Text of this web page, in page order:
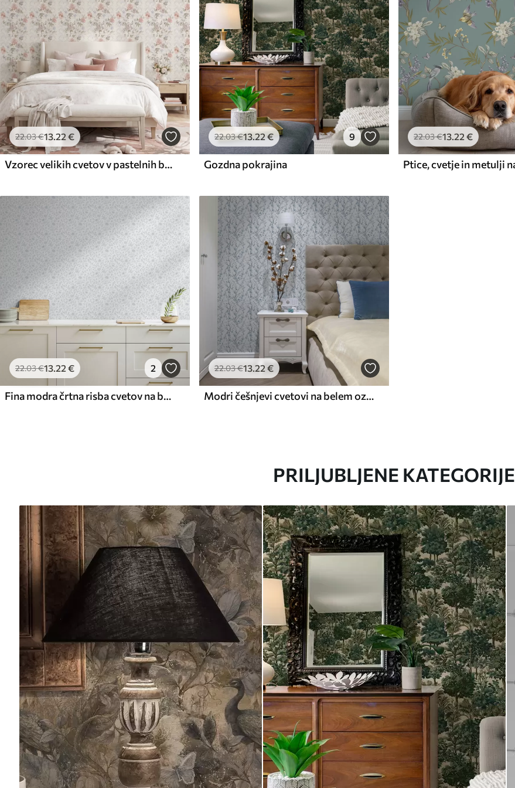
22.03€13.22 €
Vzorec velikih cvetov v pastelnih barvah
22.03€13.22 € 9
Gozdna pokrajina
22.03€13.22 €
22.03€13.22 € 2
Fina modra črtna risba cvetov na belkastem ozadju
22.03€13.22 €
Modri češnjevi cvetovi na belem ozadju z mehkim kontrastom
PRILJUBLJENE KATEGORIJE